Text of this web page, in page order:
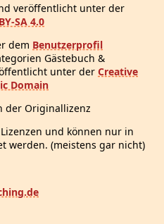
veröffentlicht unter der
SA 4.0
dem Benutzerprofil
Gästebuch &
unter der Creative
Domain
der Originallizenz
und können nur in
werden. (meistens gar nicht)